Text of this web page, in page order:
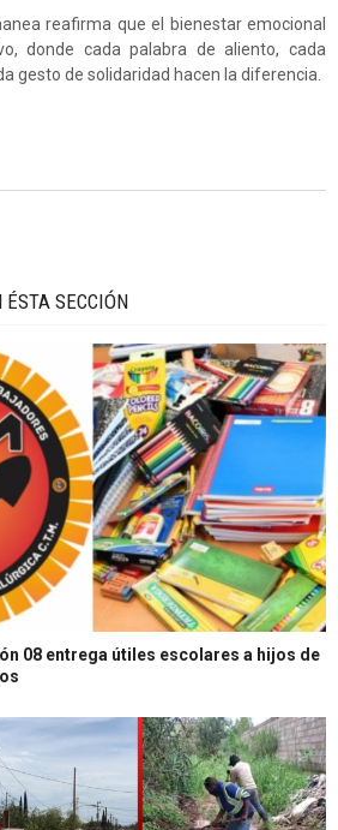
reafirma que el bienestar emocional
donde cada palabra de aliento, cada
gesto de solidaridad hacen la diferencia.
SECCIÓN
08 entrega útiles escolares a hijos de